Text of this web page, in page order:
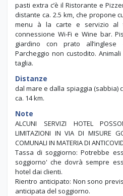
pasti extra c’è il Ristorante e
distante ca. 2.5 km, che propone
menu à la carte e servizio al
connessione Wi-Fi e Wine bar.
giardino con prato
Parcheggio non custodito.
taglia.
Distanze
dal mare e dalla spiaggia (sabbia)
ca. 14 km.
Note
ALCUNI SERVIZI HOTEL
LIMITAZIONI IN VIA DI MISURE
COMUNALI IN MATERIA DI
Tassa di soggiorno: Potrebbe
soggiorno' che dovrà sempre
hotel dai clienti.
Rientro anticipato: Non sono
anticipata del soggiorno.